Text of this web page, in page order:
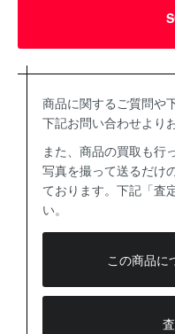
商品に関するご質問や
下記お問い合わせより
また、商品の買取も行
写真を撮って送るだけ
ております。下記「査
い。
この商品に